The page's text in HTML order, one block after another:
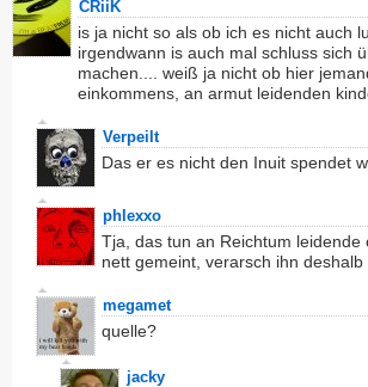
CRiiK
is ja nicht so als ob ich es nicht auch
irgendwann is auch mal schluss sich
machen.... weiß ja nicht ob hier
einkommens, an armut leidenden
Verpeilt
Das er es nicht den Inuit spendet
phlexxo
Tja, das tun an Reichtum
nett gemeint, verarsch ihn deshalb
megamet
quelle?
jacky